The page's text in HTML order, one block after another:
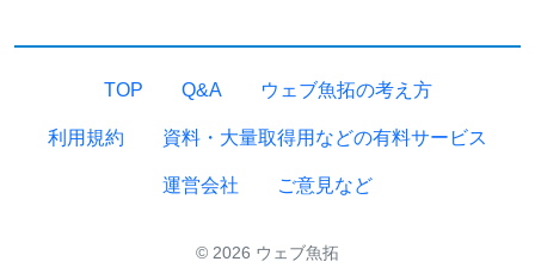
TOP Q&A ウェブ魚拓の考え方
利用規約 資料・大量取得用などの有料サービス
運営会社 ご意見など
© 2026 ウェブ魚拓